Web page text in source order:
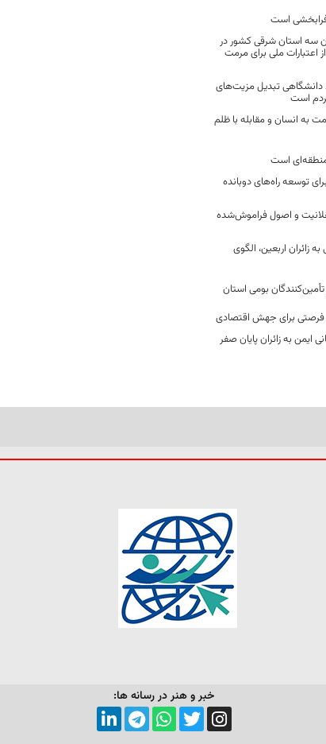
است
سه استان شرقی کشور در
اعتبارات ملی برای مرمت
تبدیل مزیت‌های
است
به انسان و مقابله با ظلم
است
تومان برای توسعه راه‌های دوبانده
و اصول فراموش‌شده
زائران اربعین، الگوی
تأمین‌کنندگان بومی استان
برای جهش اقتصادی
به زائران پایان صفر
خبر و هنر در رسانه ها: